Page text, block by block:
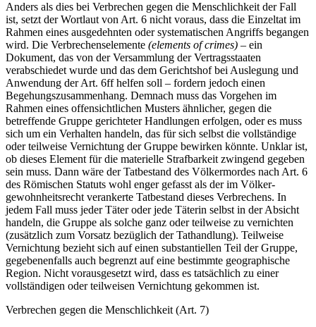
Anders als dies bei Verbrechen gegen die Menschlichkeit der Fall
ist, setzt der Wortlaut von Art. 6 nicht voraus, dass die Einzeltat im
Rahmen eines ausgedehnten oder systematischen Angriffs begangen
wird. Die Verbrechens­elemente (elements of crimes) – ein
Dokument, das von der Ver­sammlung der Ver­tragsstaaten
verabschiedet wurde und das dem Gerichtshof bei Auslegung und
Anwendung der Art. 6ff helfen soll – fordern jedoch einen
Begehungszusammenhang. Demnach muss das Vorgehen im
Rahmen eines offensicht­lichen Musters ähnlicher, gegen die
betreffende Gruppe gerich­teter Handlungen erfolgen, oder es muss
sich um ein Verhalten handeln, das für sich selbst die vollständige
oder teilweise Ver­nichtung der Gruppe bewir­ken könnte. Unklar ist,
ob dieses Element für die materielle Strafbarkeit zwingend gegeben
sein muss. Dann wäre der Tat­bestand des Völkermordes nach Art. 6
des Römischen Statuts wohl enger gefasst als der im Völker­
gewohnheitsrecht veran­kerte Tatbestand dieses Verbrechens. In
jedem Fall muss jeder Täter oder jede Täterin selbst in der Ab­sicht
handeln, die Gruppe als solche ganz oder teilweise zu ver­nichten
(zusätzlich zum Vorsatz bezüglich der Tathandlung). Teilweise
Vernichtung bezieht sich auf einen substantiellen Teil der Gruppe,
gegebenenfalls auch begrenzt auf eine bestimmte geographische
Region. Nicht vorausgesetzt wird, dass es tatsäch­lich zu einer
vollständigen oder teilweisen Vernichtung gekom­men ist.
Verbrechen gegen die Menschlichkeit (Art. 7)